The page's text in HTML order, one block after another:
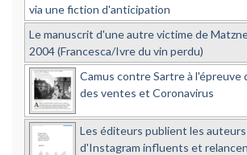
via une fiction d'anticipation
Le manuscrit d'une autre victime de
2004 (Francesca/Ivre du vin perdu)
Camus contre Sartre à
des ventes et Coronavirus
Les éditeurs publient les
d'Instagram influents et